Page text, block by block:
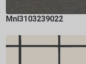
Mnl3103239022